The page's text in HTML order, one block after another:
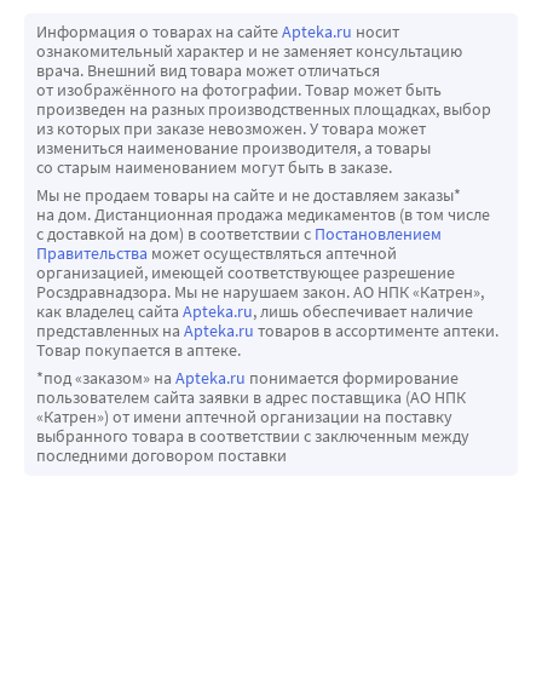
тромбоза в возрасте менее 50 лет у ближайших
родственников, рекомендуется провести скрининговое
обследование, предварительно обсудив все его
ограничения (скрининг позволяет выявить только ряд
тромбофилических нарушений.). При выявлении
нарушения, не соответствующего заболеванию у
родственников, либо при обнаружении «тяжелого»
дефекта (например, дефицита антитромбина ІІІ,
протеина S, или протеина С, либо сочетания этих
дефектов), ЗГТ эстриолом противопоказана. Для
женщин, получающих длительное лечение
антикоагулянтами, требуетсятщательное рассмотрение
соотношения «польза-риск» ЗГТ.
В случае развития ВТЭ терапию препаратом следует
немедленно прекратить. Женщина должна быть
Информация о товарах на сайтеApteka.ru носит
ознакомительный характер и не заменяет консультацию
врача. Внешний вид товара может отличаться
от изображённого на фотографии. Товар может быть
произведен на разных производственных площадках, выбор
из которых при заказе невозможен. У товара может
измениться наименование производителя, а товары
со старым наименованием могут быть в заказе.
Мы не продаем товары на сайте и не доставляем заказы*
на дом. Дистанционная продажа медикаментов (в том числе
с доставкой на дом) в соответствии с Постановлением
Правительства может осуществляться аптечной
организацией, имеющей соответствующее разрешение
Росздравнадзора. Мы не нарушаем закон. АО НПК «Катрен»,
как владелец сайта Apteka.ru, лишь обеспечивает наличие
представленных на Apteka.ru товаров в ассортименте аптеки.
Товар покупается в аптеке.
*под «заказом» на Apteka.ru понимается формирование
пользователем сайта заявки в адрес поставщика (АО НПК
«Катрен») от имени аптечной организации на поставку
выбранного товара в соответствии с заключенным между
последними договором поставки